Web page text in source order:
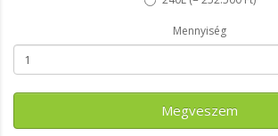
Mennyiség
Megveszem